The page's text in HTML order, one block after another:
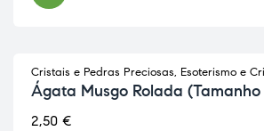
Cristais e Pedras Preciosas, Esoterismo e
Ágata Musgo Rolada (Tamanho
2,50 €